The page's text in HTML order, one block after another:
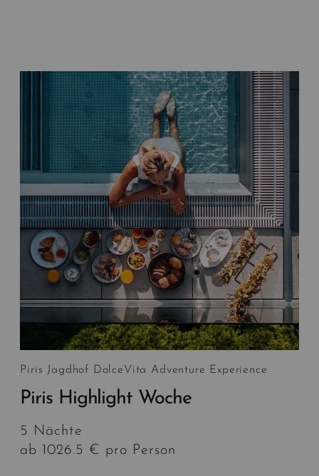
Piris Jagdhof DolceVita Adventure Experience
Piris Highlight Woche
5 Nächte
ab 1026.5 € pro Person